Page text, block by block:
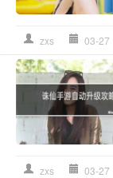
zxs 03-27
zxs 03-27